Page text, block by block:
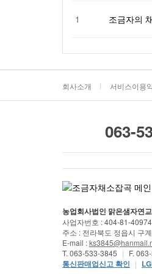
1 조금자의
회사소개 서비스이용
063-
농업회사법인 맑은샘자연
사업자번호 : 404-81-40974
주소 : 전라북도 정읍시 구
E-mail :
T. 063-533-3845 | F.
통신판매업신고 확인 |